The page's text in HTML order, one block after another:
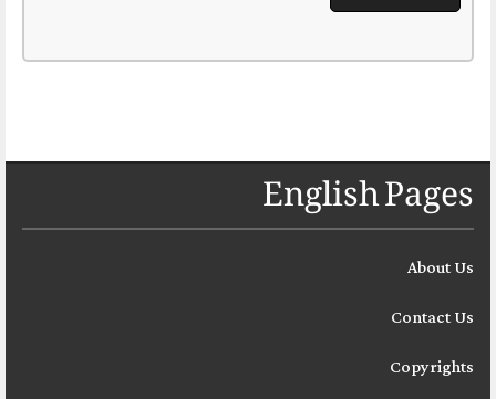
English Pages
About Us
Contact Us
Copyrights